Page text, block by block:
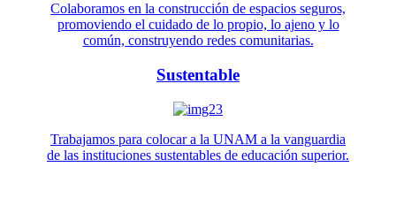
Colaboramos en la construcción de espacios seguros,
promoviendo el cuidado de lo propio, lo ajeno y lo
común, construyendo redes comunitarias.
Sustentable
Trabajamos para colocar a la UNAM a la vanguardia
de las instituciones sustentables de educación superior.